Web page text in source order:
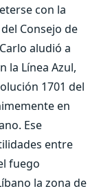
con la
Consejo de
aludió a
la Línea Azul,
1701 del
en
Ese
entre
fuego
la zona de